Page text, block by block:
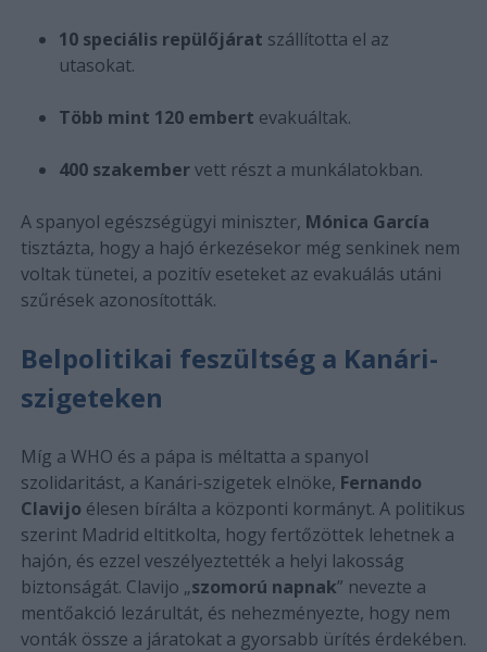
10 speciális repülőjárat szállította el az
utasokat.
Több mint 120 embert evakuáltak.
400 szakembervett részt a munkálatokban.
A spanyol egészségügyi miniszter, Mónica García
tisztázta, hogy a hajó érkezésekor még senkinek nem
voltak tünetei, a pozitív eseteket az evakuálás utáni
szűrések azonosították.
Belpolitikai feszültség a Kanári-
szigeteken
Míg a WHO és a pápa is méltatta a spanyol
szolidaritást, a Kanári-szigetek elnöke, Fernando
Clavijo élesen bírálta a központi kormányt. A politikus
szerint Madrid eltitkolta, hogy fertőzöttek lehetnek a
hajón, és ezzel veszélyeztették a helyi lakosság
biztonságát. Clavijo „szomorú napnak” nevezte a
mentőakció lezárultát, és nehezményezte, hogy nem
vonták össze a járatokat a gyorsabb ürítés érdekében.